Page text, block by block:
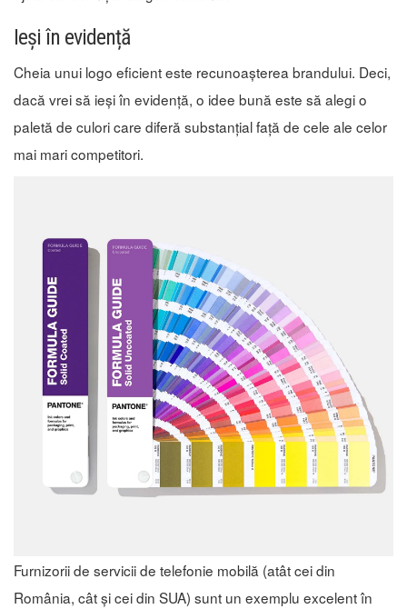
Ieși în evidență
Cheia unui logo eficient este recunoașterea brandului. Deci,
dacă vrei să ieși în evidență, o idee bună este să alegi o
paletă de culori care diferă substanțial față de cele ale celor
mai mari competitori.
Furnizorii de servicii de telefonie mobilă (atât cei din
România, cât și cei din SUA) sunt un exemplu excelent în